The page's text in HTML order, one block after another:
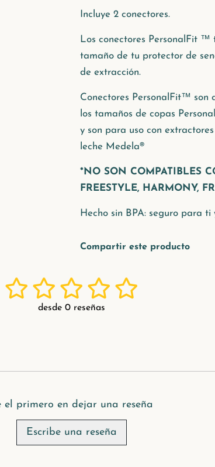
Incluye 2 conectores.
Los conectores PersonalFit ™
tamaño de tu protector de
de extracción.
Conectores PersonalFit™ son
los tamaños de copas
y son para uso con
leche Medela®
*NO SON COMPATIBLES
FREESTYLE, HARMONY,
Hecho sin BPA: seguro para ti
Compartir este producto
desde 0 reseñas
el primero en dejar una reseña
Escribe una reseña